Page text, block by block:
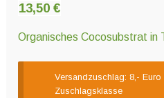
Pflanzenschutz und Biozide
Saatgut
13,50 €
Organisches Cocosubstrat in
Versandzuschlag: 8,-
Zuschlagsklasse